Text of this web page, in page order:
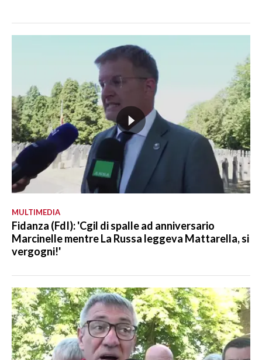
MULTIMEDIA
Fidanza (FdI): 'Cgil di spalle ad anniversario
Marcinelle mentre La Russa leggeva Mattarella, si
vergogni!'